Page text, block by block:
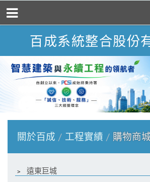
百成系統整合股份
關於百成 工程實績 購物商城
﹥
遠東巨城